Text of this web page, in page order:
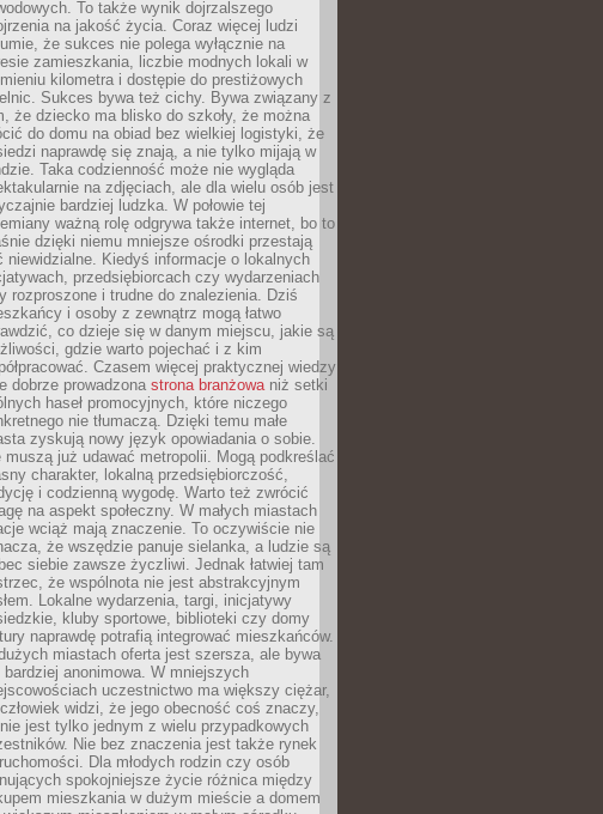
To także wynik dojrzalszego
na jakość życia. Coraz więcej ludzi
że sukces nie polega wyłącznie na
zamieszkania, liczbie modnych lokali w
kilometra i dostępie do prestiżowych
Sukces bywa też cichy. Bywa związany z
że dziecko ma blisko do szkoły, że można
do domu na obiad bez wielkiej logistyki, że
naprawdę się znają, a nie tylko mijają w
Taka codzienność może nie wygląda
na zdjęciach, ale dla wielu osób jest
bardziej ludzka. W połowie tej
ważną rolę odgrywa także internet, bo to
dzięki niemu mniejsze ośrodki przestają
niewidzialne. Kiedyś informacje o lokalnych
przedsiębiorcach czy wydarzeniach
rozproszone i trudne do znalezienia. Dziś
i osoby z zewnątrz mogą łatwo
co dzieje się w danym miejscu, jakie są
gdzie warto pojechać i z kim
Czasem więcej praktycznej wiedzy
dobrze prowadzona strona branżowaniż setki
haseł promocyjnych, które niczego
nie tłumaczą. Dzięki temu małe
zyskują nowy język opowiadania o sobie.
muszą już udawać metropolii. Mogą podkreślać
charakter, lokalną przedsiębiorczość,
i codzienną wygodę. Warto też zwrócić
na aspekt społeczny. W małych miastach
wciąż mają znaczenie. To oczywiście nie
że wszędzie panuje sielanka, a ludzie są
siebie zawsze życzliwi. Jednak łatwiej tam
że wspólnota nie jest abstrakcyjnym
Lokalne wydarzenia, targi, inicjatywy
kluby sportowe, biblioteki czy domy
naprawdę potrafią integrować mieszkańców.
miastach oferta jest szersza, ale bywa
bardziej anonimowa. W mniejszych
uczestnictwo ma większy ciężar,
widzi, że jego obecność coś znaczy,
jest tylko jednym z wielu przypadkowych
Nie bez znaczenia jest także rynek
Dla młodych rodzin czy osób
spokojniejsze życie różnica między
mieszkania w dużym mieście a domem